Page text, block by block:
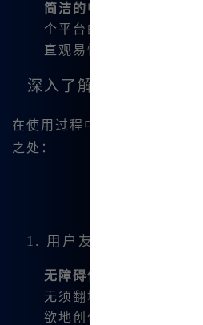
简洁的中文界面
：作为
个平台的中文界面，它
直观易懂。
深入了解Midjourney中
在使用过程中，我逐渐发现
之处：
1. 用户友好型设计
无障碍使用
：作为国内
无须翻墙即可访问，并
欲地创作。